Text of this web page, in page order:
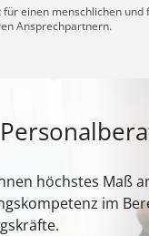
für einen menschlichen
Ansprechpartnern.
höchstes Maß
im